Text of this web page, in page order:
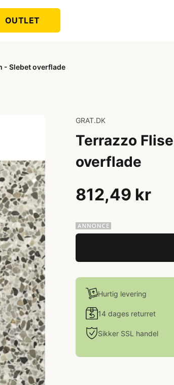
OUTLET
- Slebet overflade
GRAT.DK
Terrazzo
overflade
812,49 kr
Hurtig levering
14 dages returret
Sikker SSL handel